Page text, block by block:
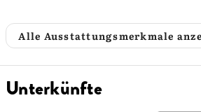
Alle Ausstattungsmerkmale
Unterkünfte